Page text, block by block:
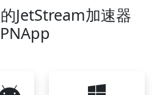
JetStream加速器